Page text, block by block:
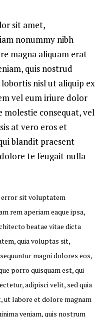
sit amet,
nonummy nibh
magna aliquam erat
quis nostrud
nisl ut aliquip ex
vel eum iriure dolor
consequat, vel
at vero eros et
blandit praesent
te feugait nulla
error sit voluptatem
rem aperiam eaque ipsa,
beatae vitae dicta
quia voluptas sit,
magni dolores eos,
porro quisquam est, qui
adipisci velit, sed quia
ut labore et dolore magnam
veniam, quis nostrum